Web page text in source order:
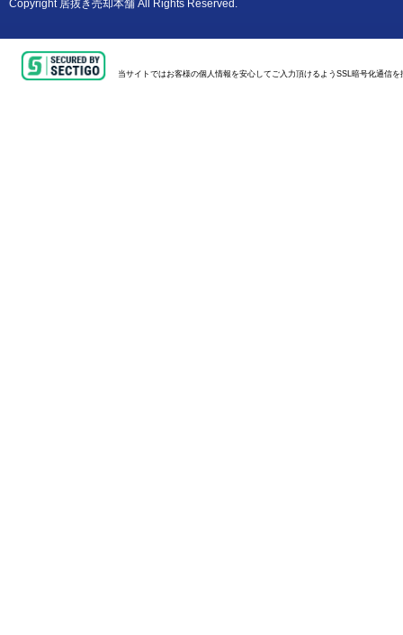
Copyright 居抜き売却本舗 All Rights Reserved.
当サイトではお客様の個人情報を安心してご入力頂けるようSSL暗号化通信